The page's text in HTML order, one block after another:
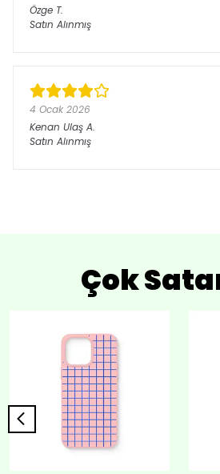
Özge T.
Satın Alınmış
4 Ocak 2026
Kenan Ulaş A.
Satın Alınmış
Çok